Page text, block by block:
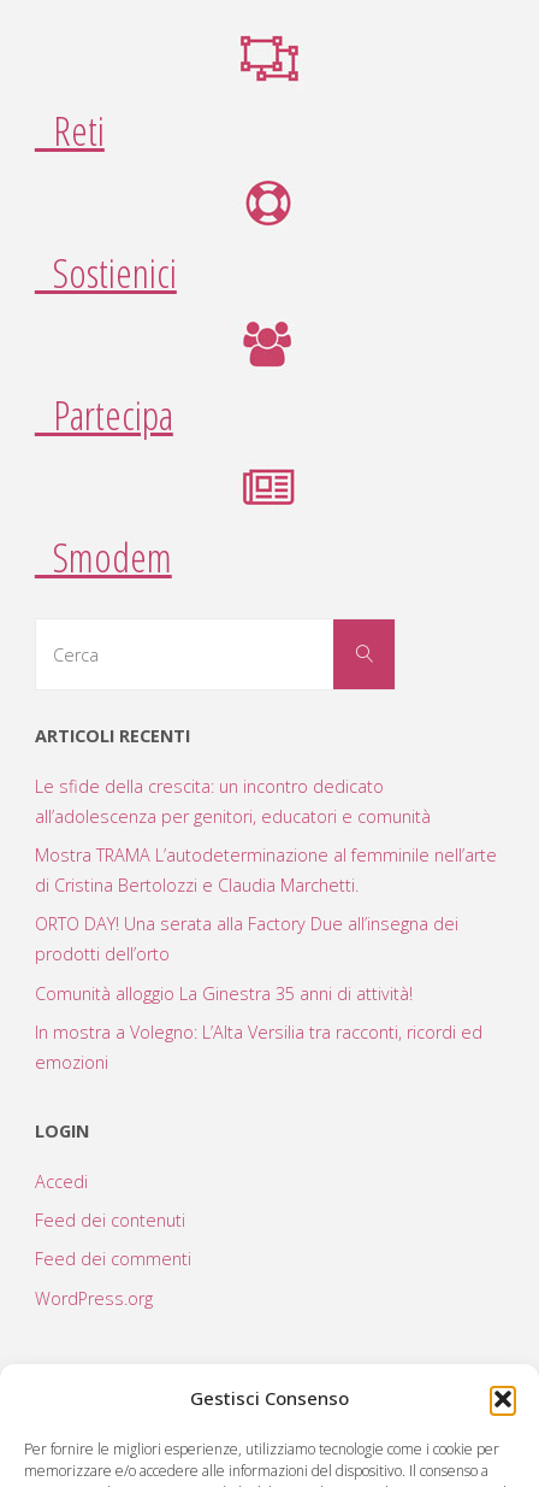
Gestisci Consenso
Per fornire le migliori esperienze, utilizziamo tecnologie come i cookie per
memorizzare e/o accedere alle informazioni del dispositivo. Il consenso a
Reti
Sostienici
Partecipa
Smodem
Cerca
ARTICOLI RECENTI
Le sfide della crescita: un incontro dedicato
all’adolescenza per genitori, educatori e comunità
Mostra TRAMA L’autodeterminazione al femminile nell’arte
di Cristina Bertolozzi e Claudia Marchetti.
ORTO DAY! Una serata alla Factory Due all’insegna dei
prodotti dell’orto
Comunità alloggio La Ginestra 35 anni di attività!
In mostra a Volegno: L’Alta Versilia tra racconti, ricordi ed
emozioni
LOGIN
Accedi
Feed dei contenuti
Feed dei commenti
WordPress.org